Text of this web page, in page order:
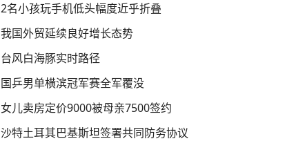
2名小孩玩手机低头幅度近乎折叠
我国外贸延续良好增长态势
台风白海豚实时路径
国乒男单横滨冠军赛全军覆没
女儿卖房定价9000被母亲7500签约
沙特土耳其巴基斯坦签署共同防务协议